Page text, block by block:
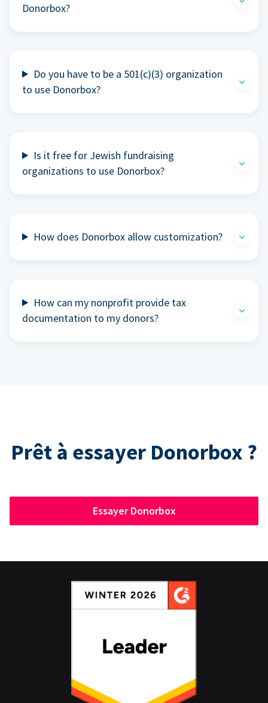
Donorbox?
Do you have to be a 501(c)(3) organization
to use Donorbox?
Is it free for Jewish fundraising
organizations to use Donorbox?
How does Donorbox allow customization?
How can my nonprofit provide tax
documentation to my donors?
Prêt à essayer Donorbox ?
Essayer Donorbox